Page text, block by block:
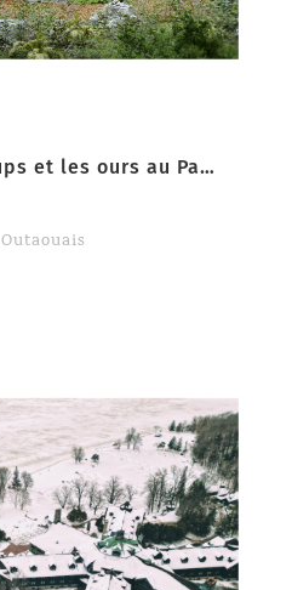
Dodo avec les loups et les ours au Parc Oméga
Outaouais